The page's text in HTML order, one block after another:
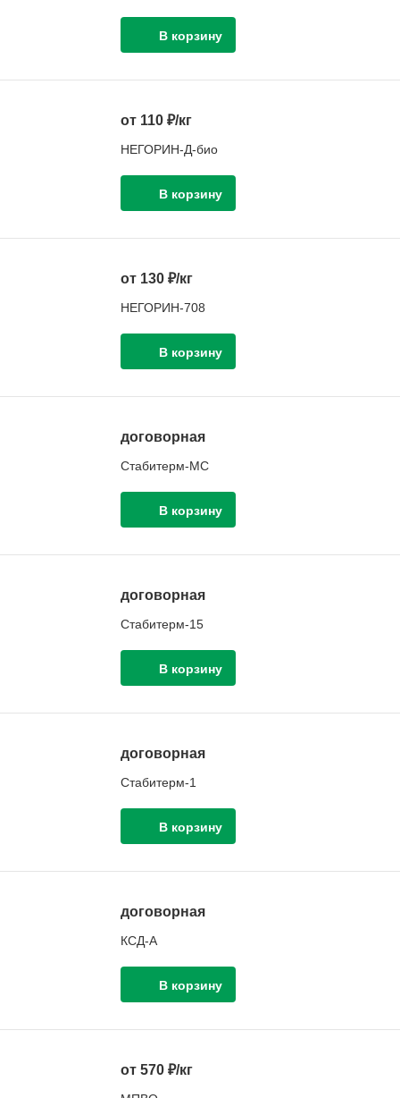
от 110 ₽/кг
НЕГОРИН-Д-био
от 130 ₽/кг
НЕГОРИН-708
договорная
Стабитерм-МС
договорная
Стабитерм-15
договорная
Стабитерм-1
договорная
КСД-А
от 570 ₽/кг